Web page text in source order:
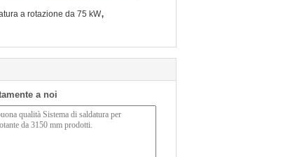
a rotazione da 75 kW,
a noi